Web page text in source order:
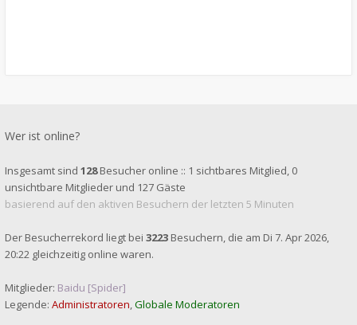
Wer ist online?
Insgesamt sind 128Besucher online :: 1 sichtbares Mitglied, 0
unsichtbare Mitglieder und 127 Gäste
basierend auf den aktiven Besuchern der letzten 5 Minuten
Der Besucherrekord liegt bei 3223 Besuchern, die am Di 7. Apr 2026,
20:22 gleichzeitig online waren.
Mitglieder: Baidu [Spider]
Legende: Administratoren,Globale Moderatoren